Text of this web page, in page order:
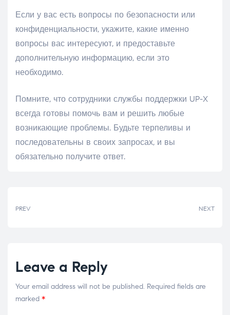
Если у вас есть вопросы по безопасности или
конфиденциальности, укажите, какие именно
вопросы вас интересуют, и предоставьте
дополнительную информацию, если это
необходимо.
Помните, что сотрудники службы поддержки UP-X
всегда готовы помочь вам и решить любые
возникающие проблемы. Будьте терпеливы и
последовательны в своих запросах, и вы
обязательно получите ответ.
PREV NEXT
Leave a Reply
Your email address will not be published. Required fields are
marked *